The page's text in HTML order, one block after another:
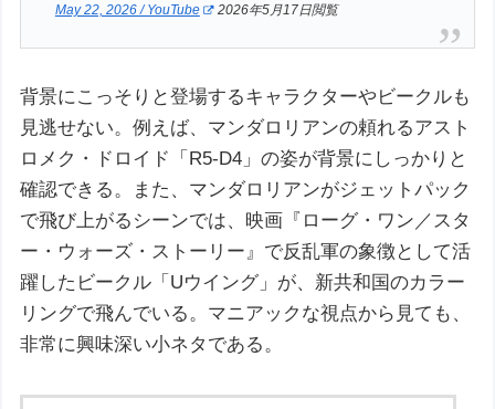
May 22, 2026 / YouTube
2026年5月17日閲覧
背景にこっそりと登場するキャラクターやビークルも
見逃せない。例えば、マンダロリアンの頼れるアスト
ロメク・ドロイド「R5-D4」の姿が背景にしっかりと
確認できる。また、マンダロリアンがジェットパック
で飛び上がるシーンでは、映画『ローグ・ワン／スタ
ー・ウォーズ・ストーリー』で反乱軍の象徴として活
躍したビークル「Uウイング」が、新共和国のカラー
リングで飛んでいる。マニアックな視点から見ても、
非常に興味深い小ネタである。